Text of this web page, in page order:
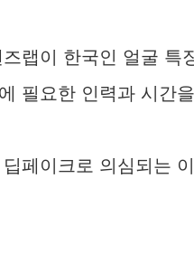
랩이 한국인 얼굴
필요한 인력과 시간
페이크로 의심되는